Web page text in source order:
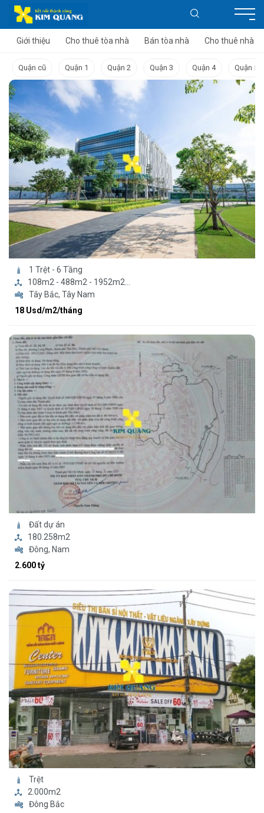
Giới thiệu Cho thuê tòa nhà Bán tòa nhà Cho thuê nhà
Quận cũ Quận 1 Quận 2 Quận 3 Quận 4 Quận 5
1 Trệt - 6 Tầng
108m2 - 488m2 - 1952m2...
Tây Bắc, Tây Nam
18 Usd/m2/tháng
Đất dự án
180.258m2
Đông, Nam
2.600 tỷ
Trệt
2.000m2
Đông Bắc